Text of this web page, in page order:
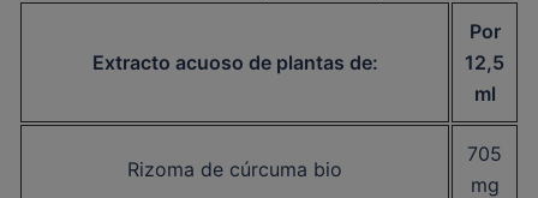
Extracto acuoso de plantas de:
Por
12,5
ml
Rizoma de cúrcuma bio
705
mg